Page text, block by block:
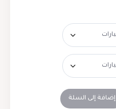
إضافة إلى السلة